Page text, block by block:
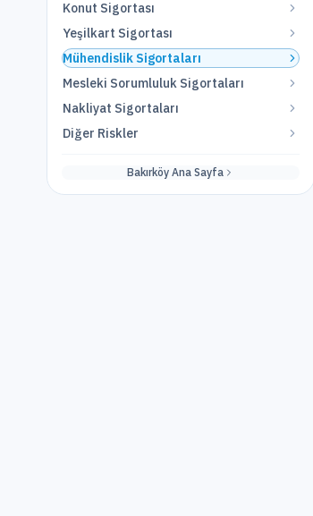
Konut Sigortası
Yeşilkart Sigortası
Mühendislik Sigortaları
Mesleki Sorumluluk Sigortaları
Nakliyat Sigortaları
Diğer Riskler
Bakırköy Ana Sayfa